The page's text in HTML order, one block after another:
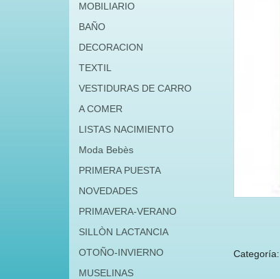
MOBILIARIO
BAÑO
DECORACION
TEXTIL
VESTIDURAS DE CARRO
A COMER
LISTAS NACIMIENTO
Moda Bebès
PRIMERA PUESTA
NOVEDADES
PRIMAVERA-VERANO
SILLÒN LACTANCIA
OTOÑO-INVIERNO
MUSELINAS
Categoría: